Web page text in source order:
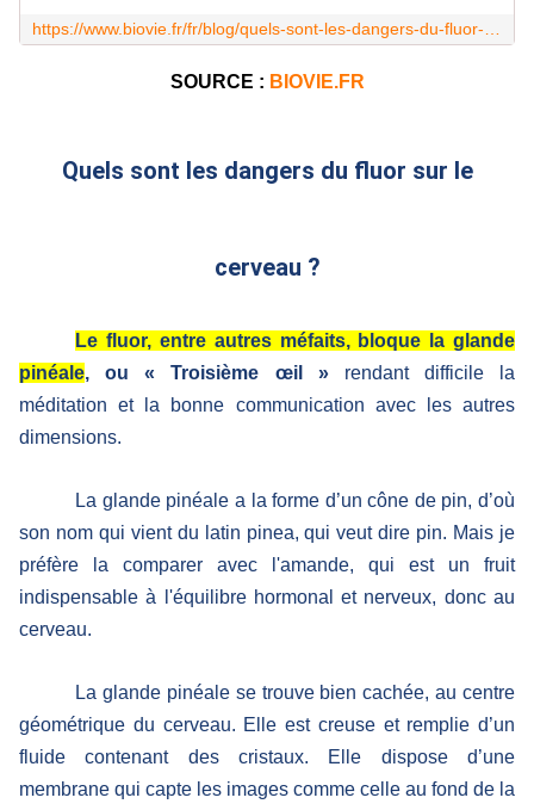
SOURCE : BIOVIE.FR
Quels sont les dangers du fluor sur le
cerveau ?
Le fluor, entre autres méfaits, bloque la glande
pinéale, ou « Troisième œil »rendant difficile la
méditation et la bonne communication avec les autres
dimensions.
La glande pinéale a la forme d’un cône de pin, d’où
son nom qui vient du latin pinea, qui veut dire pin. Mais je
préfère la comparer avec l'amande, qui est un fruit
indispensable à l'équilibre hormonal et nerveux, donc au
cerveau.
La glande pinéale se trouve bien cachée, au centre
géométrique du cerveau. Elle est creuse et remplie d’un
fluide contenant des cristaux. Elle dispose d’une
membrane qui capte les images comme celle au fond de la